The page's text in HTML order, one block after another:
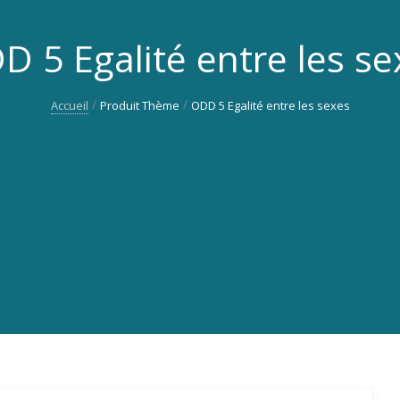
5 Egalité entre les
Accueil Produit Thème ODD 5 Egalité entre les sexes